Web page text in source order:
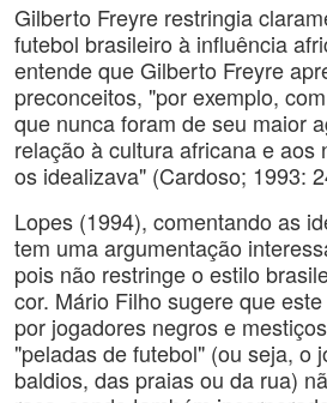
Gilberto Freyre restringia
futebol brasileiro à influência
entende que Gilberto Freyre
preconceitos, "por exemplo,
que nunca foram de seu maior
relação à cultura africana e aos
os idealizava" (Cardoso; 1993:
Lopes (1994), comentando as
tem uma argumentação
pois não restringe o estilo
cor. Mário Filho sugere que
por jogadores negros e
"peladas de futebol" (ou seja, o
baldios, das praias ou da rua)